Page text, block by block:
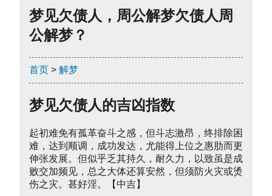
梦见欠债人，周公解梦欠债人周
公解梦？
首页 > 解梦
梦见欠债人的吉凶指数
起初难免有孤革奋斗之感，但斗志激昂，终排除困
难，达到顺调，成功发达，尤能得上位之惠肋而更
伸张发展。但似乎乏其持久，耐久力，以致虽是成
败交加频见，总之大体还算安然，但须防火灾或烫
伤之灾。甚好淫。【中吉】